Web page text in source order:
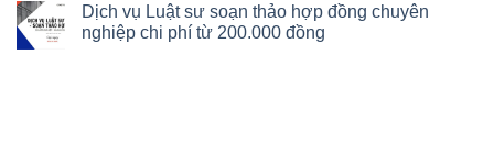
Dịch vụ Luật sư soạn thảo hợp đồng chuyên
nghiệp chi phí từ 200.000 đồng